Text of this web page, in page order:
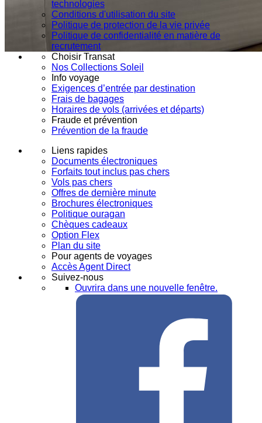
technologies
Conditions d'utilisation du site
Politique de protection de la vie privée
Politique de confidentialité en matière de
recrutement
Choisir Transat
Nos Collections Soleil
Info voyage
Exigences d’entrée par destination
Frais de bagages
Horaires de vols (arrivées et départs)
Fraude et prévention
Prévention de la fraude
Liens rapides
Documents électroniques
Forfaits tout inclus pas chers
Vols pas chers
Offres de dernière minute
Brochures électroniques
Politique ouragan
Chèques cadeaux
Option Flex
Plan du site
Pour agents de voyages
Accès Agent Direct
Suivez-nous
Ouvrira dans une nouvelle fenêtre.